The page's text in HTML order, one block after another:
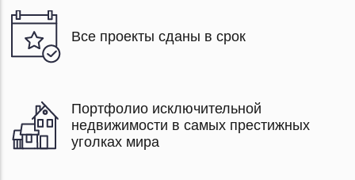
Все проекты сданы в срок
Портфолио исключительной
недвижимости в самых престижных
уголках мира